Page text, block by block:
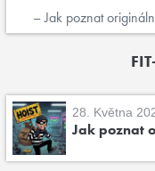
Jak poznat
28. Května
Jak poznat